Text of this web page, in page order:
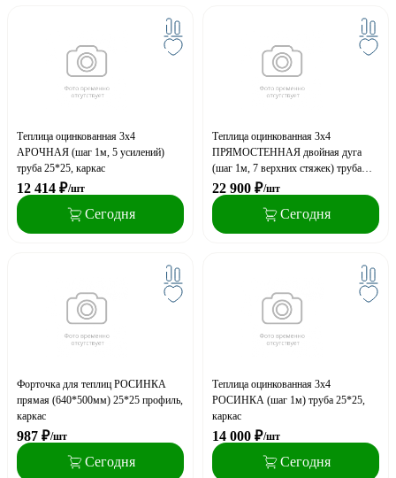
Теплица оцинкованная 3х4
АРОЧНАЯ (шаг 1м, 5 усилений)
труба 25*25, каркас
12 414 ₽/шт
Сегодня
Теплица оцинкованная 3х4
ПРЯМОСТЕННАЯ двойная дуга
(шаг 1м, 7 верхних стяжек) труба
20*20, каркас, на краб-системе
22 900 ₽/шт
Сегодня
Форточка для теплиц РОСИНКА
прямая (640*500мм) 25*25 профиль,
каркас
987 ₽/шт
Сегодня
Теплица оцинкованная 3х4
РОСИНКА (шаг 1м) труба 25*25,
каркас
14 000 ₽/шт
Сегодня